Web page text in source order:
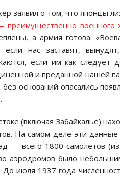
заявил о том, что японцы
военного
а армия готова.
нас заставят,
если им как следует
и преданной нашей
оснований опасались
(включая Забайкалье)
На самом деле эти
— всего 1800 самолетов
аэродромов было
июля 1937 года